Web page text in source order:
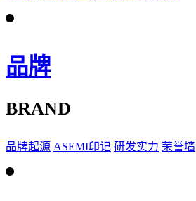
品牌
BRAND
品牌起源 ASEMI印记 研发实力 荣誉墙